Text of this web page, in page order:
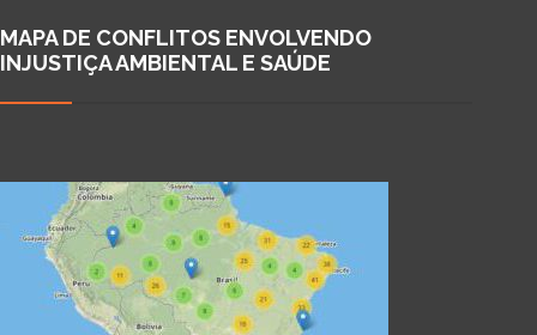
MAPA DE CONFLITOS ENVOLVENDO
INJUSTIÇA AMBIENTAL E SAÚDE